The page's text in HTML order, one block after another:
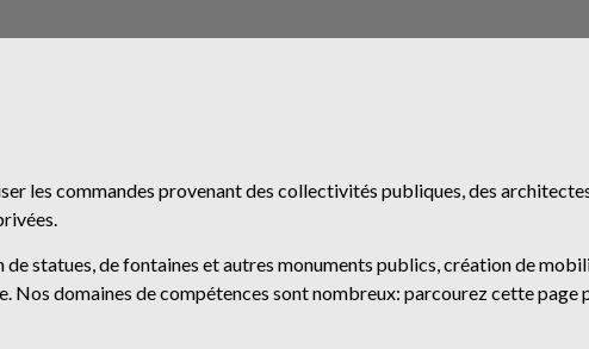
les commandes provenant des collectivités publiques, des
statues, de fontaines et autres monuments publics, création de
Nos domaines de compétences sont nombreux: parcourez cette page